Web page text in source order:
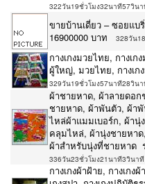
322วัน19ชั่วโมง32นาที57วินา
ขายบ้านเดี่ยว – ซอยแบ
16900000 บาท
328วัน
กางเกงมวยไทย, กางเก
ผู้ใหญ่, มวยไทย, กางเก
329วัน19ชั่วโมง57นาที28วินา
ผ้าชายหาด, ผ้าลายดอ
ชายหาด, ผ้าพันตัว, ผ้า
ไหล่ผ้าแมมเบอร์ก, ผ้านุ่
คลุมไหล่, ผ้านุ่งชายหา
ผ้าสำหรับนุ่งที่ชายหาด
336วัน23ชั่วโมง21นาที3วินาที
กางเกงผ้าฝ้าย, กางเกง